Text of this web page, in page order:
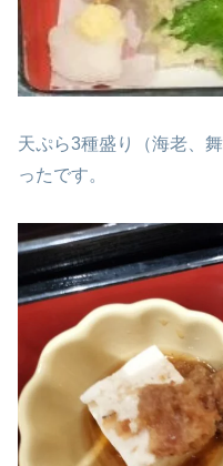
天ぷら3種盛り（海老、
ったです。